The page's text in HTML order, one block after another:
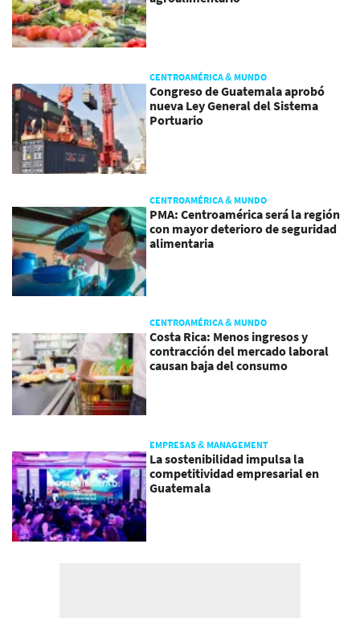
CENTROAMÉRICA & MUNDO
Congreso de Guatemala aprobó
nueva Ley General del Sistema
Portuario
CENTROAMÉRICA & MUNDO
PMA: Centroamérica será la región
con mayor deterioro de seguridad
alimentaria
CENTROAMÉRICA & MUNDO
Costa Rica: Menos ingresos y
contracción del mercado laboral
causan baja del consumo
EMPRESAS & MANAGEMENT
La sostenibilidad impulsa la
competitividad empresarial en
Guatemala